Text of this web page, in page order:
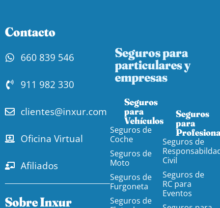
Contacto
660 839 546
911 982 330
clientes@inxur.com
Oficina Virtual
Afiliados
Sobre Inxur
Seguros para
particulares y
empresas
Seguros
para
Vehículos​
Seguros de
Coche
Seguros de
Moto
Seguros de
Furgoneta
Seguros de
Seguros
para
Seguros de
Civil
Seguros de
RC para
Eventos